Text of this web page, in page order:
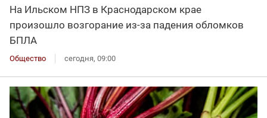
На Ильском НПЗ в Краснодарском крае
произошло возгорание из-за падения обломков
БПЛА
Общество сегодня, 09:00